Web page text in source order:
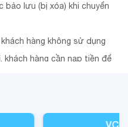
bảo lưu (bị xóa) khi chuyển
hàng không sử dụng
hàng cần nạp tiền để
hồi (MT) theo kịch bản khi
bao.